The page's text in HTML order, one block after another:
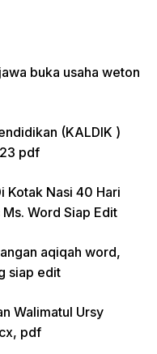
buka usaha weton
(KALDIK )
pdf
Kotak Nasi 40 Hari
Word Siap Edit
aqiqah word,
siap edit
Walimatul Ursy
pdf